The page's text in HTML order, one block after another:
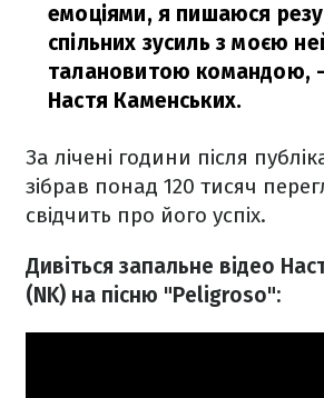
емоціями, я пишаюся
спільних зусиль з моєю
талановитою командою,
Настя Каменських.
За лічені години після
зібрав понад 120 тисяч
свідчить про його успіх.
Дивіться запальне відео
(NK) на пісню "Peligroso":